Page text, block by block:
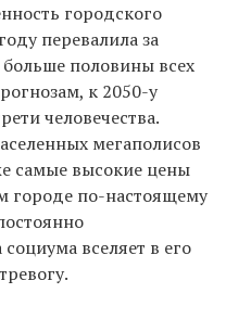
городского
перевалила за
половины всех
к 2050-у
человечества.
мегаполисов
самые высокие цены
городе по-настоящему
вселяет в его